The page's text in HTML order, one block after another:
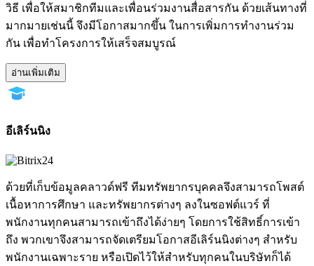
วิธี เพื่อให้สมาชิกทีมและเพื่อนร่วมงานสื่อสารกัน ด้วยเส้นทางที่
มากมายเช่นนี้ จึงมีโอกาสมากขึ้น ในการเพิ่มการทำงานร่วม
กัน เพื่อทำโครงการให้เสร็จสมบูรณ์
อ่านเพิ่มเติม
อีเลิร์นนิง
ด้วยที่เก็บข้อมูลคลาวด์ฟรี ทีมทรัพยากรบุคคลจึงสามารถโพสต์
เนื้อหาการศึกษา และทรัพยากรต่างๆ ลงในซอฟต์แวร์ ที่
พนักงานทุกคนสามารถเข้าถึงได้ง่ายๆ โดยการใช้สิทธิ์การเข้า
ถึง พวกเขาจึงสามารถจัดเตรียมโอกาสอีเลิร์นนิงต่างๆ สำหรับ
พนักงานเฉพาะราย หรือเปิดไว้ให้สำหรับทุกคนในบริษัทก็ได้